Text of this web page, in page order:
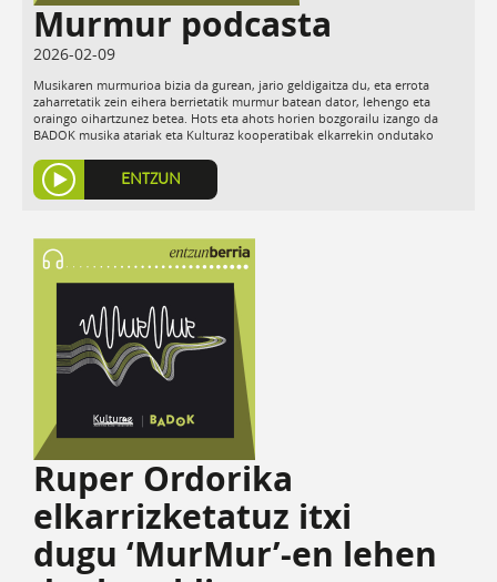
Murmur podcasta
2026-02-09
Musikaren murmurioa bizia da gurean, jario geldigaitza du, eta errota
zaharretatik zein eihera berrietatik murmur batean dator, lehengo eta
oraingo oihartzunez betea. Hots eta ahots horien bozgorailu izango da
BADOK musika atariak eta Kulturaz kooperatibak elkarrekin ondutako
ENTZUN
Ruper Ordorika
elkarrizketatuz itxi
dugu ‘MurMur’-en lehen